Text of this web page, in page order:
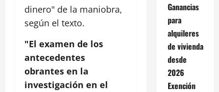
dinero" de la maniobra,
según el texto.
"El examen de los
antecedentes
obrantes en la
investigación en el
Ganancias
para
alquileres
de vivienda
desde
2026
Exención